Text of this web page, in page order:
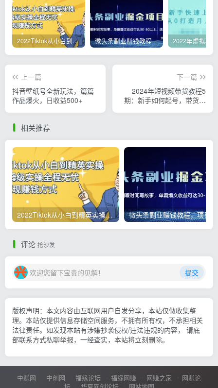
2022Tiktok从小白到精英实操，0-1保姆级实操全程无忧，多种变现赚钱方式 微头条副业赚钱教程，项目单号单天做到50-100+收益
上一篇
抖音壁纸号全新玩法，篇篇
作品爆火，日收益500+
下一篇
2024年短视频带货教程5
期：新手如何起号，带货小
相关推荐
2022Tiktok从小白到精英实操，0-1保姆级实操全程无忧，多种变现赚钱方式
评论 抢沙发
欢迎您留下宝贵的见解！ 提交
版权声明：本文内容由互联网用户自发分享，本站仅做收集整
理。本站仅提供信息存储空间服务，不拥有所有权，不承担相关
法律责任。如发现本站有涉嫌抄袭侵权/违法违规的内容， 请底
部联系方式私聊举报，一经查实，本站将立刻删除。
中赚网 中创网 福缘论坛 福缘网赚 网赚之家
网赚论
坛
华夏网创论坛 网站地图